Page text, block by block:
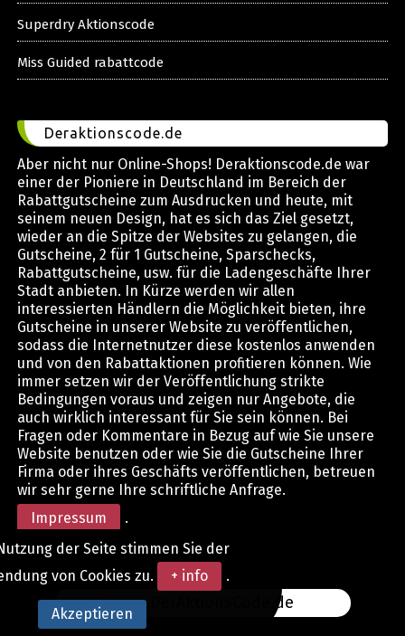
Superdry Aktionscode
Miss Guided rabattcode
Deraktionscode.de
Aber nicht nur Online-Shops! Deraktionscode.de war
einer der Pioniere in Deutschland im Bereich der
Rabattgutscheine zum Ausdrucken und heute, mit
seinem neuen Design, hat es sich das Ziel gesetzt,
wieder an die Spitze der Websites zu gelangen, die
Gutscheine, 2 für 1 Gutscheine, Sparschecks,
Rabattgutscheine, usw. für die Ladengeschäfte Ihrer
Stadt anbieten. In Kürze werden wir allen
interessierten Händlern die Möglichkeit bieten, ihre
Gutscheine in unserer Website zu veröffentlichen,
sodass die Internetnutzer diese kostenlos anwenden
und von den Rabattaktionen profitieren können. Wie
immer setzen wir der Veröffentlichung strikte
Bedingungen voraus und zeigen nur Angebote, die
auch wirklich interessant für Sie sein können. Bei
Fragen oder Kommentare in Bezug auf wie Sie unsere
Website benutzen oder wie Sie die Gutscheine Ihrer
Firma oder ihres Geschäfts veröffentlichen, betreuen
wir sehr gerne Ihre schriftliche Anfrage.
Impressum
.
www.DerAktionsCode.de
der Seite stimmen Sie der
von Cookies zu.
+ info .
Akzeptieren